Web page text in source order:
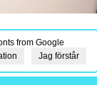
from Google
Jag förstår